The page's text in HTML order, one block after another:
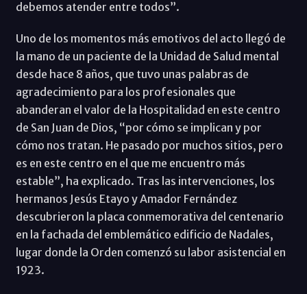
debemos atender entre todos”.
Uno de los momentos más emotivos del acto llegó de
la mano de un paciente de la Unidad de Salud mental
desde hace 8 años, que tuvo unas palabras de
agradecimiento para los profesionales que
abanderan el valor de la Hospitalidad en este centro
de San Juan de Dios, “por cómo se implican y por
cómo nos tratan. He pasado por muchos sitios, pero
es en este centro en el que me encuentro más
estable”, ha explicado. Tras las intervenciones, los
hermanos Jesús Etayo y Amador Fernández
descubrieron la placa conmemorativa del centenario
en la fachada del emblemático edificio de Nadales,
lugar donde la Orden comenzó su labor asistencial en
1923.